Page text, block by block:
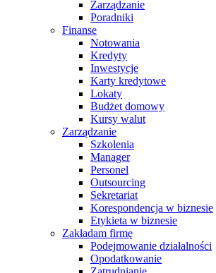
Zarządzanie
Poradniki
Finanse
Notowania
Kredyty
Inwestycje
Karty kredytowe
Lokaty
Budżet domowy
Kursy walut
Zarządzanie
Szkolenia
Manager
Personel
Outsourcing
Sekretariat
Korespondencja w biznesie
Etykieta w biznesie
Zakładam firmę
Podejmowanie działalności
Opodatkowanie